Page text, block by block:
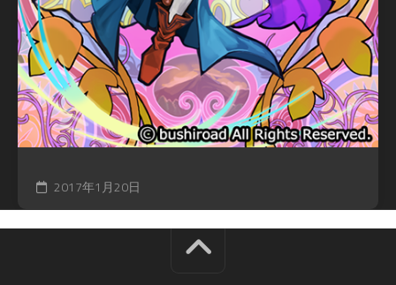
2017年1月20日